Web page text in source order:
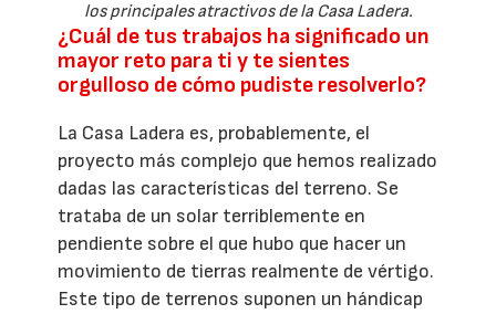
los principales atractivos de la Casa Ladera.
¿Cuál de tus trabajos ha significado un
mayor reto para ti y te sientes
orgulloso de cómo pudiste resolverlo?
La Casa Ladera es, probablemente, el
proyecto más complejo que hemos realizado
dadas las características del terreno. Se
trataba de un solar terriblemente en
pendiente sobre el que hubo que hacer un
movimiento de tierras realmente de vértigo.
Este tipo de terrenos suponen un hándicap